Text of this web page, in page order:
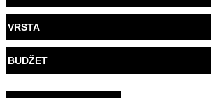
VRSTA
BUDŽET